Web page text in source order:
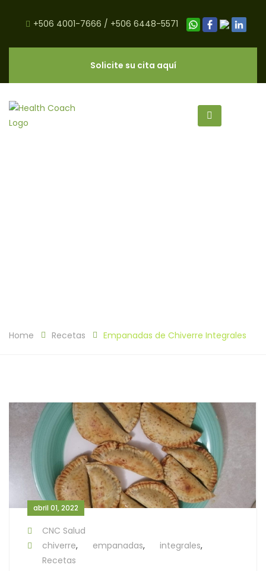
+506 4001-7666 / +506 6448-5571
Solicite su cita aquí
Home Recetas Empanadas de Chiverre Integrales
abril 01, 2022
CNC Salud
chiverre, empanadas, integrales,
Recetas